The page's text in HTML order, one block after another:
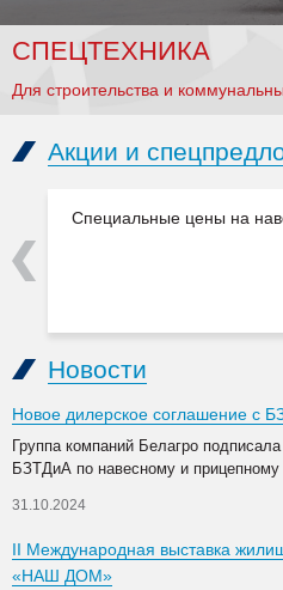
СПЕЦТЕХНИКА
Для строительства и
Акции и
Специальные цены на
Previous
Новости
Новое дилерское соглашение с
Группа компаний Белагро
БЗТДиА по навесному и
31.10.2024
II Международная выставка
«НАШ ДОМ»